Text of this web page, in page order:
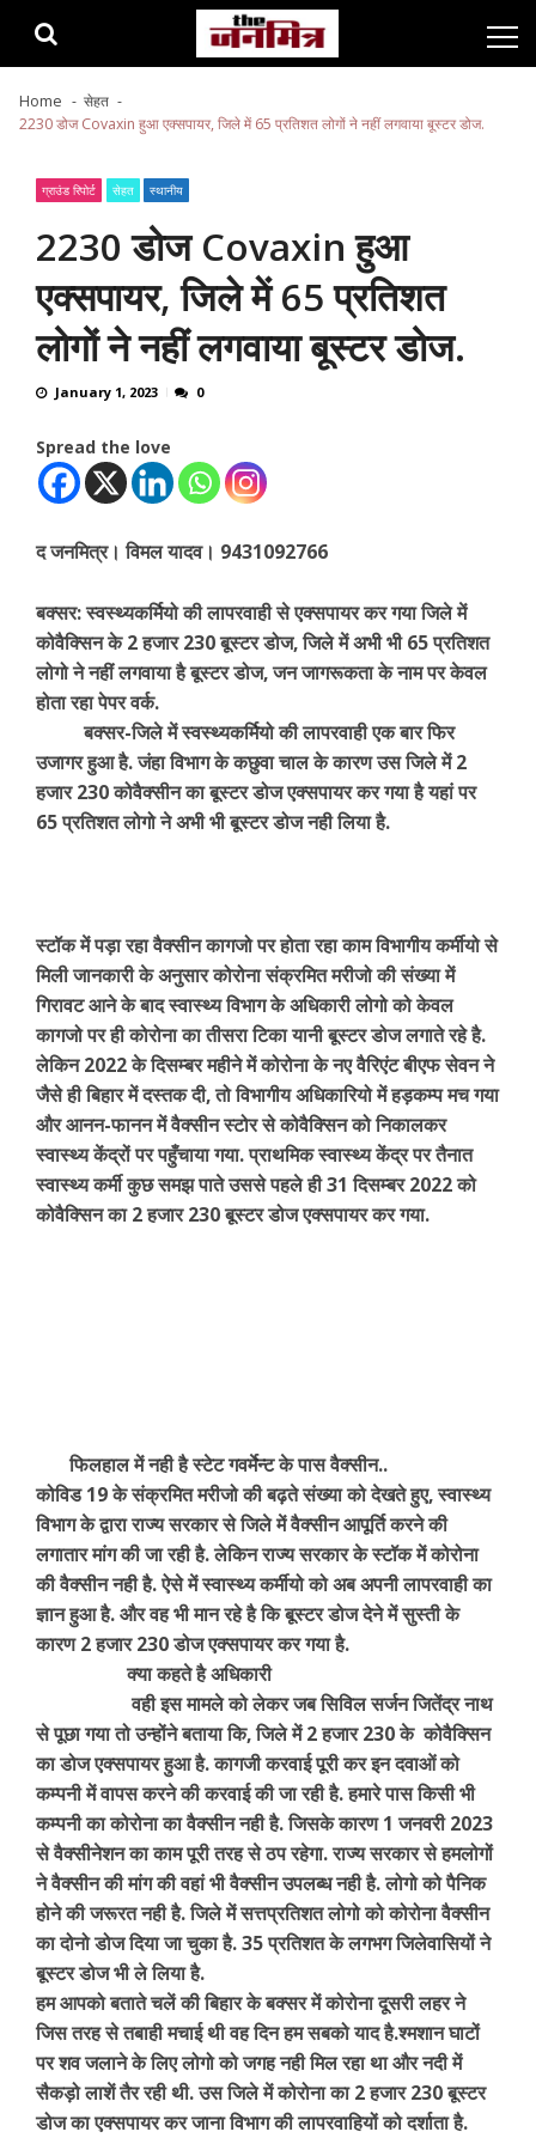
Home
सेहत
2230 डोज Covaxin हुआ एक्सपायर, जिले में 65 प्रतिशत लोगों ने नहीं लगवाया बूस्टर डोज.
ग्राउंड रिपोर्ट सेहत स्थानीय
2230 डोज Covaxin हुआ
एक्सपायर, जिले में 65 प्रतिशत
लोगों ने नहीं लगवाया बूस्टर डोज.
January 1, 2023 0
Spread the love
द जनमित्र। विमल यादव। 9431092766
बक्सर: स्वस्थ्यकर्मियो की लापरवाही से एक्सपायर कर गया जिले में
कोवैक्सिन के 2 हजार 230 बूस्टर डोज, जिले में अभी भी 65 प्रतिशत
लोगो ने नहीं लगवाया है बूस्टर डोज, जन जागरूकता के नाम पर केवल
होता रहा पेपर वर्क.
बक्सर-जिले में स्वस्थ्यकर्मियो की लापरवाही एक बार फिर
उजागर हुआ है. जंहा विभाग के कछुवा चाल के कारण उस जिले में 2
हजार 230 कोवैक्सीन का बूस्टर डोज एक्सपायर कर गया है यहां पर
65 प्रतिशत लोगो ने अभी भी बूस्टर डोज नही लिया है.
स्टॉक में पड़ा रहा वैक्सीन कागजो पर होता रहा काम विभागीय कर्मीयो से
मिली जानकारी के अनुसार कोरोना संक्रमित मरीजो की संख्या में
गिरावट आने के बाद स्वास्थ्य विभाग के अधिकारी लोगो को केवल
कागजो पर ही कोरोना का तीसरा टिका यानी बूस्टर डोज लगाते रहे है.
लेकिन 2022 के दिसम्बर महीने में कोरोना के नए वैरिएंट बीएफ सेवन ने
जैसे ही बिहार में दस्तक दी, तो विभागीय अधिकारियो में हड़कम्प मच गया
और आनन-फानन में वैक्सीन स्टोर से कोवैक्सिन को निकालकर
स्वास्थ्य केंद्रों पर पहुँचाया गया. प्राथमिक स्वास्थ्य केंद्र पर तैनात
स्वास्थ्य कर्मी कुछ समझ पाते उससे पहले ही 31 दिसम्बर 2022 को
कोवैक्सिन का 2 हजार 230 बूस्टर डोज एक्सपायर कर गया.
फिलहाल में नही है स्टेट गवर्मेन्ट के पास वैक्सीन..
कोविड 19 के संक्रमित मरीजो की बढ़ते संख्या को देखते हुए, स्वास्थ्य
विभाग के द्वारा राज्य सरकार से जिले में वैक्सीन आपूर्ति करने की
लगातार मांग की जा रही है. लेकिन राज्य सरकार के स्टॉक में कोरोना
की वैक्सीन नही है. ऐसे में स्वास्थ्य कर्मीयो को अब अपनी लापरवाही का
ज्ञान हुआ है. और वह भी मान रहे है कि बूस्टर डोज देने में सुस्ती के
कारण 2 हजार 230 डोज एक्सपायर कर गया है.
क्या कहते है अधिकारी
वही इस मामले को लेकर जब सिविल सर्जन जितेंद्र नाथ
से पूछा गया तो उन्होंने बताया कि, जिले में 2 हजार 230 के कोवैक्सिन
का डोज एक्सपायर हुआ है. कागजी करवाई पूरी कर इन दवाओं को
कम्पनी में वापस करने की करवाई की जा रही है. हमारे पास किसी भी
कम्पनी का कोरोना का वैक्सीन नही है. जिसके कारण 1 जनवरी 2023
से वैक्सीनेशन का काम पूरी तरह से ठप रहेगा. राज्य सरकार से हमलोगों
ने वैक्सीन की मांग की वहां भी वैक्सीन उपलब्ध नही है. लोगो को पैनिक
होने की जरूरत नही है. जिले में सत्तप्रतिशत लोगो को कोरोना वैक्सीन
का दोनो डोज दिया जा चुका है. 35 प्रतिशत के लगभग जिलेवासियों ने
बूस्टर डोज भी ले लिया है.
हम आपको बताते चलें की बिहार के बक्सर में कोरोना दूसरी लहर ने
जिस तरह से तबाही मचाई थी वह दिन हम सबको याद है.श्मशान घाटों
पर शव जलाने के लिए लोगो को जगह नही मिल रहा था और नदी में
सैकड़ो लाशें तैर रही थी. उस जिले में कोरोना का 2 हजार 230 बूस्टर
डोज का एक्सपायर कर जाना विभाग की लापरवाहियों को दर्शाता है.